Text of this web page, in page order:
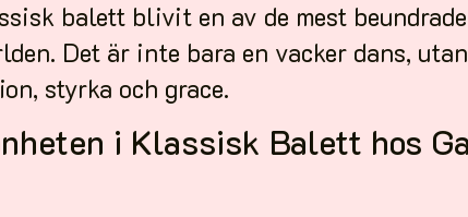
balett blivit en av de mest
Det är inte bara en vacker dans,
styrka och grace.
i Klassisk Balett hos